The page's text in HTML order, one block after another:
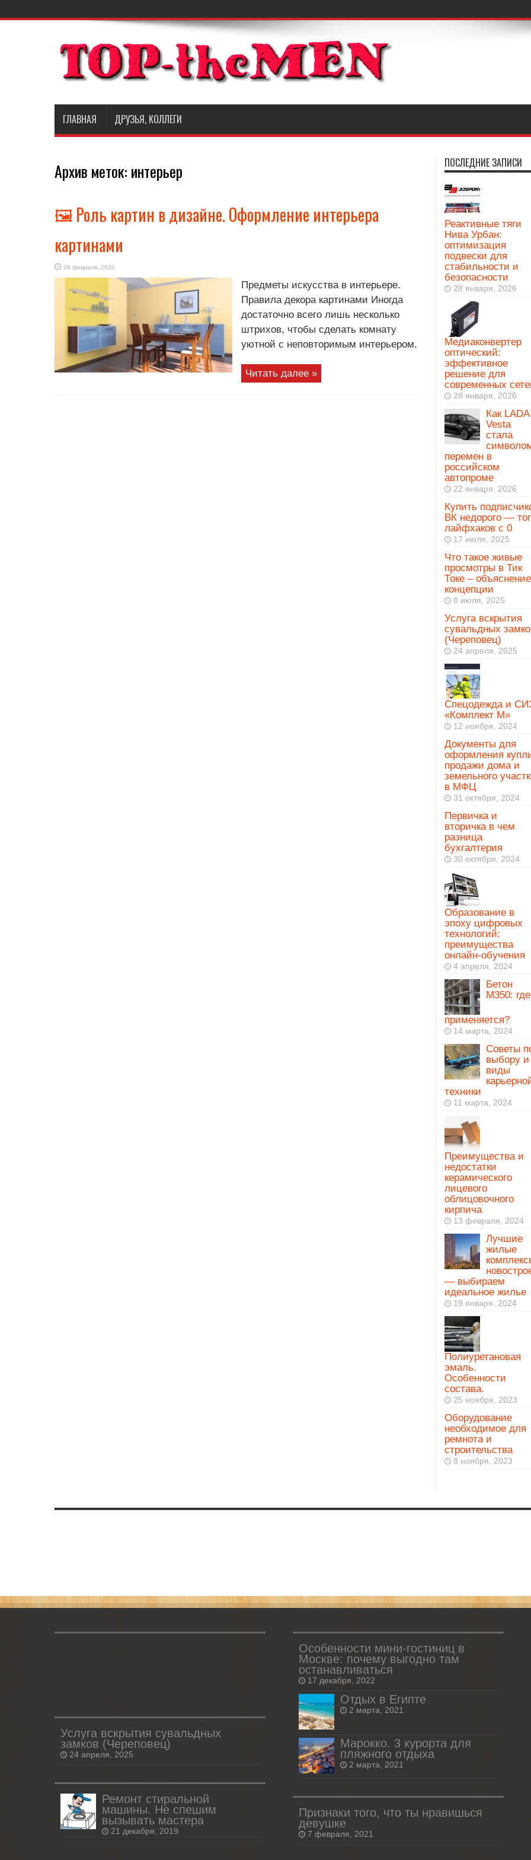
ГЛАВНАЯ ДРУЗЬЯ, КОЛЛЕГИ
Архив меток: интерьер
🖼️ Роль картин в дизайне. Оформление интерьера
картинами
26 февраля, 2020
Предметы искусства в интерьере.
Правила декора картинами Иногда
достаточно всего лишь несколько
штрихов, чтобы сделать комнату
уютной с неповторимым интерьером.
Читать далее »
ПОСЛЕДНИЕ ЗАПИСИ
Реактивные тяги
Нива Урбан:
оптимизация
подвески для
стабильности и
безопасности
28 января, 2026
Медиаконвертер
оптический:
эффективное
решение для
современных
28 января, 2026
Как LADA
Vesta
стала
перемен в
российском
автопроме
22 января, 2026
Купить
ВК недорого —
лайфхаков с 0
17 июля, 2025
Что такое живые
просмотры в Тик
Токе – объяснение
концепции
8 июля, 2025
Услуга вскрытия
сувальдных
(Череповец)
24 апреля, 2025
Спецодежда и
«Комплект М»
12 ноября, 2024
Документы для
оформления
продажи дома и
земельного
в МФЦ
31 октября, 2024
Первичка и
вторичка в чем
разница
бухгалтерия
30 октября, 2024
Образование в
эпоху цифровых
технологий:
преимущества
онлайн-обучения
4 апреля, 2024
Бетон
М350: где
применяется?
14 марта, 2024
Советы
выбору и
виды
техники
11 марта, 2024
Преимущества и
недостатки
керамического
лицевого
облицовочного
кирпича
13 февраля, 2024
Лучшие
жилые
— выбираем
идеальное жилье
19 января, 2024
Полиуретановая
эмаль.
Особенности
состава.
25 ноября, 2023
Оборудование
необходимое для
ремнота и
строительства
8 ноября, 2023
Услуга вскрытия сувальдных
замков (Череповец)
24 апреля, 2025
Ремонт стиральной
машины. Не спешим
вызывать мастера
21 декабря, 2019
Особенности мини-гостиниц в
Москве: почему выгодно там
останавливаться
17 декабря, 2022
Отдых в Египте
2 марта, 2021
Марокко. 3 курорта для
пляжного отдыха
2 марта, 2021
Признаки того, что ты нравишься
девушке
7 февраля, 2021